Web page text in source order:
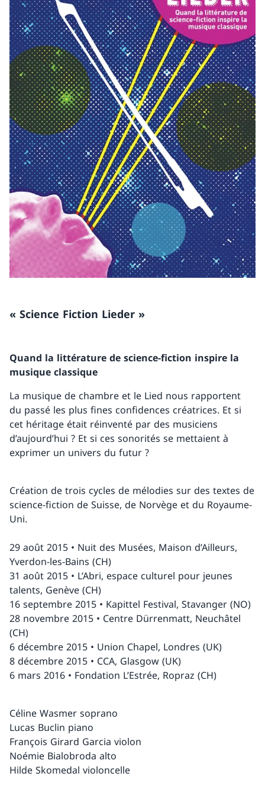
« Science Fiction Lieder »
Quand la littérature de science-fiction inspire la
musique classique
La musique de chambre et le Lied nous rapportent
du passé les plus fines confidences créatrices. Et si
cet héritage était réinventé par des musiciens
d’aujourd’hui ? Et si ces sonorités se mettaient à
exprimer un univers du futur ?
Création de trois cycles de mélodies sur des textes de
science-fiction de Suisse, de Norvège et du Royaume-
Uni.
29 août 2015 • Nuit des Musées, Maison d’Ailleurs,
Yverdon-les-Bains (CH)
31 août 2015 • L’Abri, espace culturel pour jeunes
talents, Genève (CH)
16 septembre 2015 • Kapittel Festival, Stavanger (NO)
28 novembre 2015 • Centre Dürrenmatt, Neuchâtel
(CH)
6 décembre 2015 • Union Chapel, Londres (UK)
8 décembre 2015 • CCA, Glasgow (UK)
6 mars 2016 • Fondation L’Estrée, Ropraz (CH)
Céline Wasmer soprano
Lucas Buclin piano
François Girard Garcia violon
Noémie Bialobroda alto
Hilde Skomedal violoncelle